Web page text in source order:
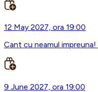
12 May 2027, ora 19:00
Cant cu neamul impreuna!
9 June 2027, ora 19:00